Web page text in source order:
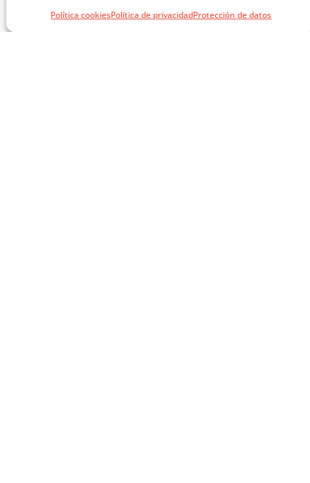
Política cookiesPolítica de privacidadProtección de datos